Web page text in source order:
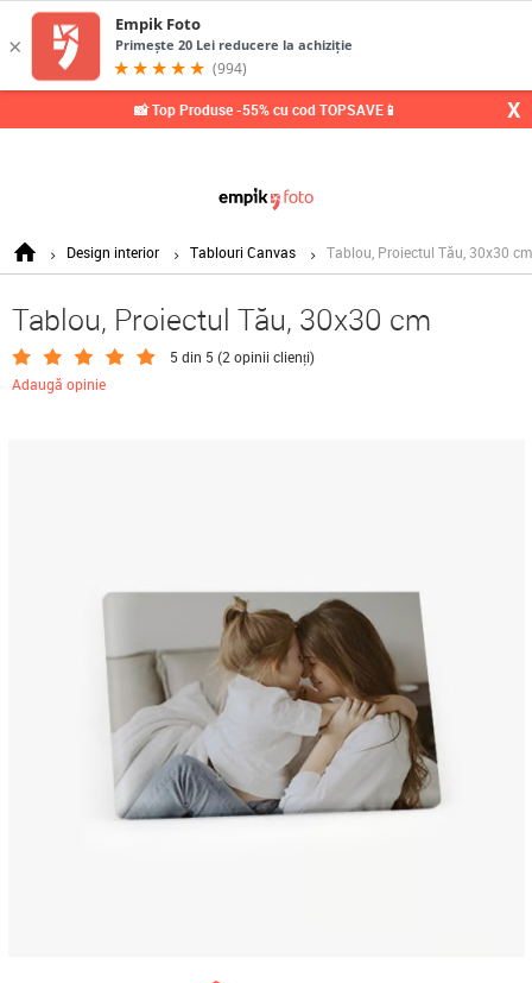
📸 Top Produse -55% cu cod TOPSAVE📱 X
Design interior Tablouri Canvas Tablou, Proiectul Tău, 30x30 cm
Tablou, Proiectul Tău, 30x30 cm
5 din 5 (2 opinii clienți)
Adaugă opinie